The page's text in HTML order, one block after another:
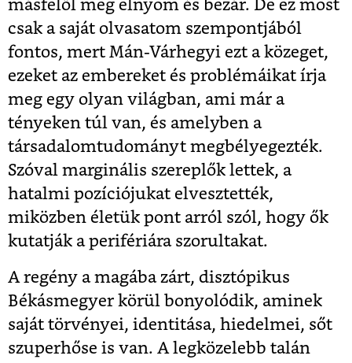
másfelől meg elnyom és bezár. De ez most
csak a saját olvasatom szempontjából
fontos, mert Mán-Várhegyi ezt a közeget,
ezeket az embereket és problémáikat írja
meg egy olyan világban, ami már a
tényeken túl van, és amelyben a
társadalomtudományt megbélyegezték.
Szóval marginális szereplők lettek, a
hatalmi pozíciójukat elvesztették,
miközben életük pont arról szól, hogy ők
kutatják a perifériára szorultakat.
A regény a magába zárt, disztópikus
Békásmegyer körül bonyolódik, aminek
saját törvényei, identitása, hiedelmei, sőt
szuperhőse is van. A legközelebb talán